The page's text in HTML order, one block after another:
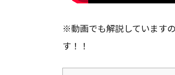
※動画でも解説しています
す！！